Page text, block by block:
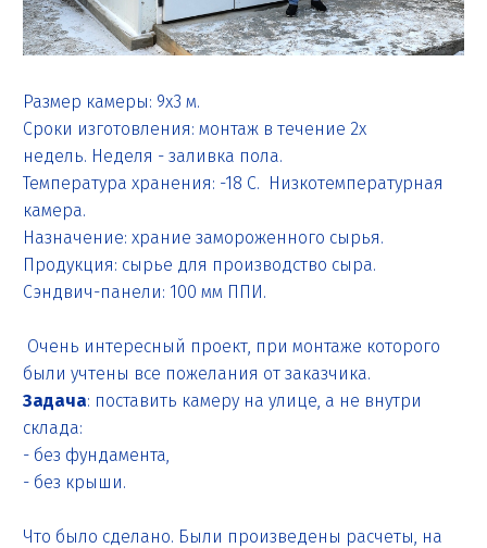
Размер камеры: 9х3 м.
Сроки изготовления: монтаж в течение 2х
недель. Неделя - заливка пола.
Температура хранения: -18 С. Низкотемпературная
камера.
Назначение: храние замороженного сырья.
Продукция: сырье для производство сыра.
Сэндвич-панели: 100 мм ППИ.
Очень интересный проект, при монтаже которого
были учтены все пожелания от заказчика.
Задача: поставить камеру на улице, а не внутри
склада:
- без фундамента,
- без крыши.
Что было сделано. Были произведены расчеты, на